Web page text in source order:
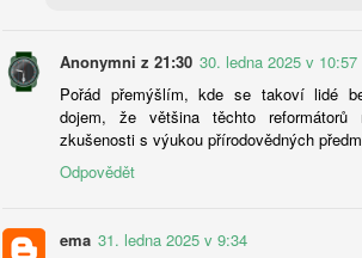
Anonymni z 21:30 30. ledna 2025 v 10:57
Pořád přemýšlím, kde se takoví lidé
dojem, že většina těchto
zkušenosti s výukou přírodovědných
Odpovědět
ema 31. ledna 2025 v 9:34
nových nástrojů, ale o reakci
bezprecedentní odpor rodičů i
Nejdůležitějším poznatkem je
výkonem úkolu a skutečným
budoucnost nespočívá v
Vychováváme